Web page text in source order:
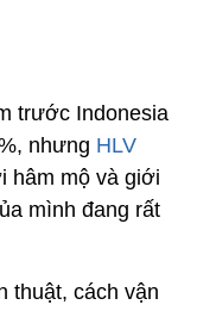
trước Indonesia
nhưng HLV
hâm mộ và giới
mình đang rất
thuật, cách vận